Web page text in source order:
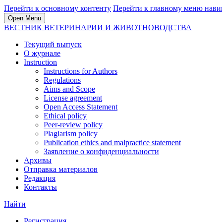
Перейти к основному контенту Перейти к главному меню
Open Menu
ВЕСТНИК ВЕТЕРИНАРИИ И ЖИВОТНОВОДСТВА
Текущий выпуск
О журнале
Instruction
Instructions for Authors
Regulations
Aims and Scope
License agreement
Open Access Statement
Ethical policy
Peer-review policy
Plagiarism policy
Publication ethics and malpractice statement
Заявление о конфиденциальности
Архивы
Отправка материалов
Редакция
Контакты
Найти